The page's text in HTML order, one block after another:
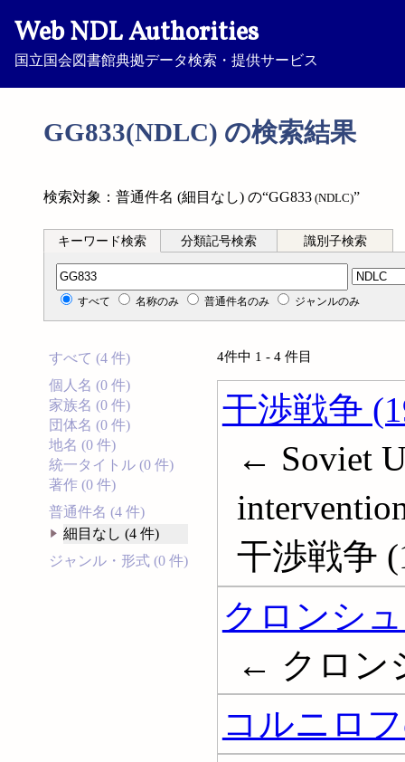
Web NDL Authorities
国立国会図書館典拠データ検索・提供サービス
GG833(NDLC) の検索結果
検索対象：普通件名 (細目なし) の“GG833 (NDLC)”
キーワード検索 分類記号検索 識別子検索
分類記号検索
すべて 名称のみ 普通件名のみ ジャンルのみ
すべて (4 件)
個人名 (0 件)
家族名 (0 件)
団体名 (0 件)
地名 (0 件)
統一タイトル (0 件)
著作 (0 件)
普通件名 (4 件)
細目なし (4 件)
ジャンル・形式 (0 件)
4件中 1 - 4 件目
干渉戦争
← Soviet
干渉戦争
クロンシ
← クロン
コルニロ